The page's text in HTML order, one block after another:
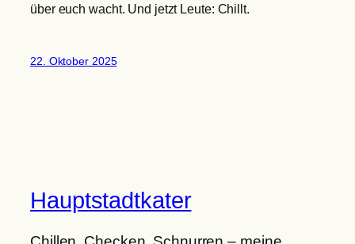
über euch wacht. Und jetzt Leute: Chillt.
22. Oktober 2025
Hauptstadtkater